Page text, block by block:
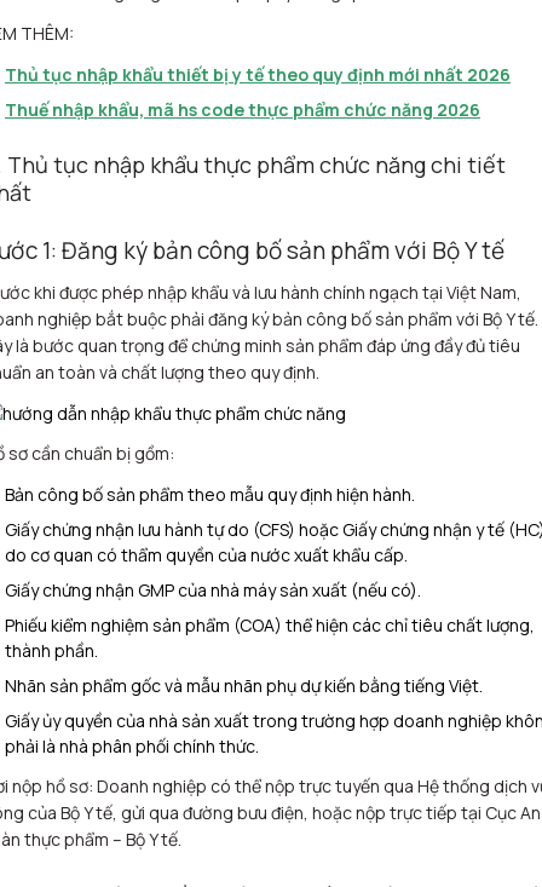
THÊM:
Thủ tục nhập khẩu thiết bị y tế theo quy định mới nhất 2026
Thuế nhập khẩu, mã hs code thực phẩm chức năng 2026
Thủ tục nhập khẩu thực phẩm chức năng chi tiết
1: Đăng ký bản công bố sản phẩm với Bộ Y tế
khi được phép nhập khẩu và lưu hành chính ngạch tại Việt Nam,
nghiệp bắt buộc phải đăng ký bản công bố sản phẩm với Bộ Y tế.
là bước quan trọng để chứng minh sản phẩm đáp ứng đầy đủ tiêu
an toàn và chất lượng theo quy định.
sơ cần chuẩn bị gồm:
Bản công bố sản phẩm theo mẫu quy định hiện hành.
Giấy chứng nhận lưu hành tự do (CFS) hoặc Giấy chứng nhận y tế
do cơ quan có thẩm quyền của nước xuất khẩu cấp.
Giấy chứng nhận GMP của nhà máy sản xuất (nếu có).
Phiếu kiểm nghiệm sản phẩm (COA) thể hiện các chỉ tiêu chất lượng,
thành phần.
Nhãn sản phẩm gốc và mẫu nhãn phụ dự kiến bằng tiếng Việt.
Giấy ủy quyền của nhà sản xuất trong trường hợp doanh nghiệp
phải là nhà phân phối chính thức.
nộp hồ sơ: Doanh nghiệp có thể nộp trực tuyến qua Hệ thống dịch
của Bộ Y tế, gửi qua đường bưu điện, hoặc nộp trực tiếp tại Cục An
thực phẩm – Bộ Y tế.